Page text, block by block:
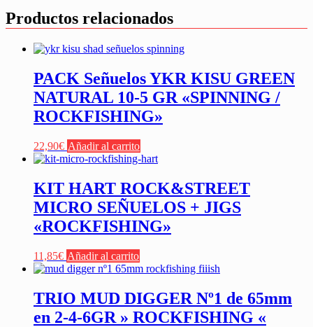
Productos relacionados
PACK Señuelos YKR KISU GREEN
NATURAL 10-5 GR «SPINNING /
ROCKFISHING»
22,90€ Añadir al carrito
KIT HART ROCK&STREET
MICRO SEÑUELOS + JIGS
«ROCKFISHING»
11,85€ Añadir al carrito
TRIO MUD DIGGER Nº1 de 65mm
en 2-4-6GR » ROCKFISHING «